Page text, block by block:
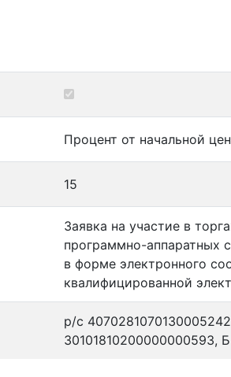
Процент от начальной
15
Заявка на участие в
программно-аппаратных
в форме электронного
квалифицированной
р/с
30101810200000000593,